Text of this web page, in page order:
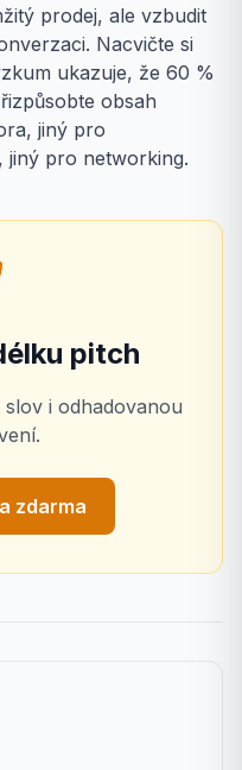
prodej, ale vzbudit
Nacvičte si
ukazuje, že 60 %
obsah
jiný pro
jiný pro networking.
pitch
i odhadovanou
zdarma